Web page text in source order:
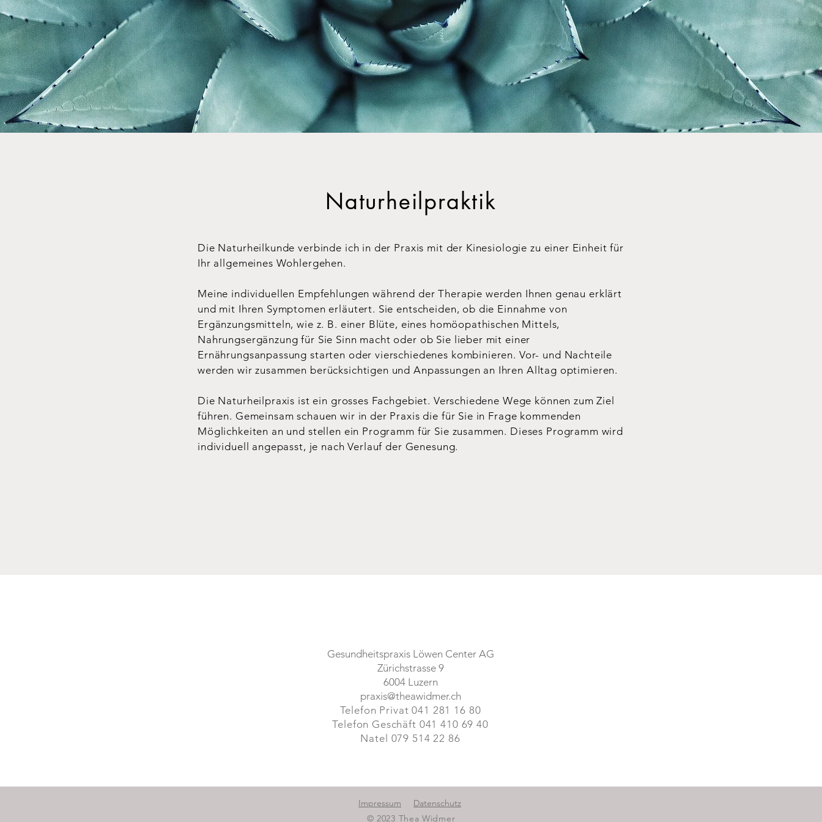
Naturheilpraktik
Die Naturheilkunde verbinde ich in der Praxis mit der Kinesiologie zu einer Einheit für
Ihr allgemeines Wohlergehen.
Meine individuellen Empfehlungen während der Therapie werden Ihnen genau erklärt
und mit Ihren Symptomen erläutert. Sie entscheiden, ob die Einnahme von
Ergänzungsmitteln, wie z. B. einer Blüte, eines homöopathischen Mittels,
Nahrungsergänzung für Sie Sinn macht oder ob Sie lieber mit einer
Ernährungsanpassung starten oder vierschiedenes kombinieren. Vor- und Nachteile
werden wir zusammen berücksichtigen und Anpassungen an Ihren Alltag optimieren.
Die Naturheilpraxis ist ein grosses Fachgebiet. Verschiedene Wege können zum Ziel
führen. Gemeinsam schauen wir in der Praxis die für Sie in Frage kommenden
Möglichkeiten an und stellen ein Programm für Sie zusammen. Dieses Programm wird
individuell angepasst, je nach Verlauf der Genesung.
Gesundheitspraxis Löwen Center AG
Zürichstrasse 9
6004 Luzern
praxis@theawidmer.ch
Telefon Privat 041 281 16 80
Telefon Geschäft 041 410 69 40
Natel 079 514 22 86
Impressum
Datenschutz
© 2023 Thea Widmer